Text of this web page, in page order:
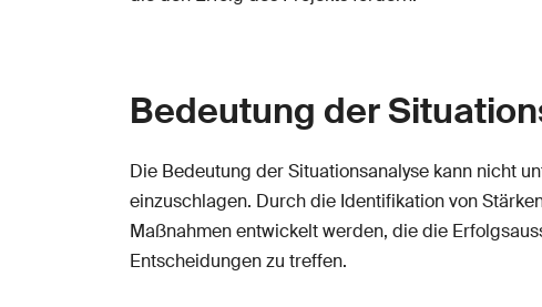
Bedeutung der
Die Bedeutung der Situationsanalyse kann nicht
einzuschlagen. Durch die Identifikation von
Maßnahmen entwickelt werden, die die
Entscheidungen zu treffen.